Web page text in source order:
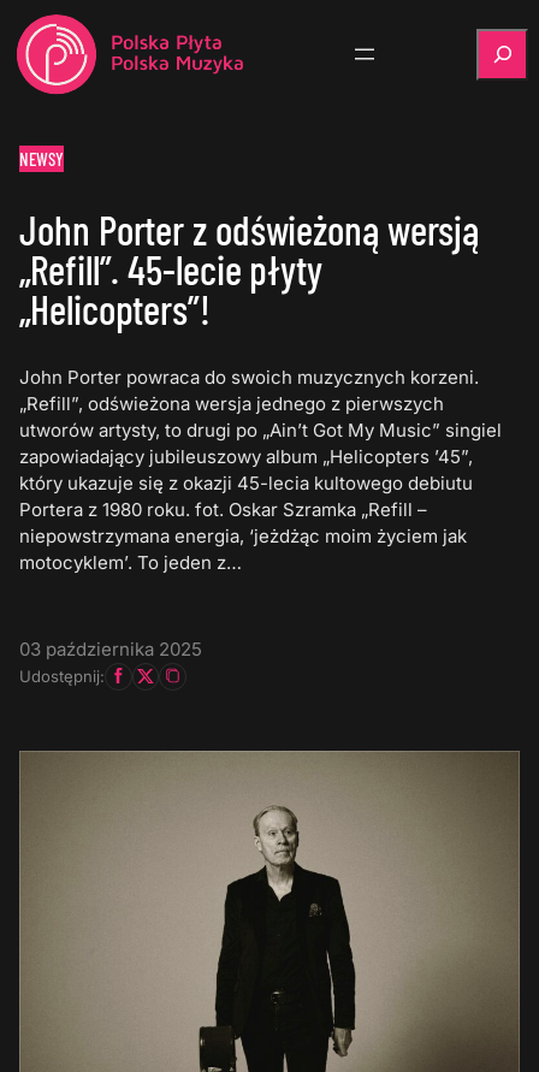
NEWSY
John Porter z odświeżoną wersją
„Refill”. 45-lecie płyty
„Helicopters”!
John Porter powraca do swoich muzycznych korzeni.
„Refill”, odświeżona wersja jednego z pierwszych
utworów artysty, to drugi po „Ain’t Got My Music” singiel
zapowiadający jubileuszowy album „Helicopters ’45”,
który ukazuje się z okazji 45-lecia kultowego debiutu
Portera z 1980 roku. fot. Oskar Szramka „Refill –
niepowstrzymana energia, ‘jeżdżąc moim życiem jak
motocyklem’. To jeden z…
03 października 2025
Udostępnij: